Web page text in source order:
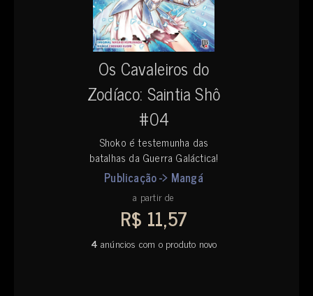
Os Cavaleiros do
Zodíaco: Saintia Shô
#04
Shoko é testemunha das
batalhas da Guerra Galáctica!
Publicação -> Mangá
a partir de
R$ 11,57
4 anúncios com o produto novo